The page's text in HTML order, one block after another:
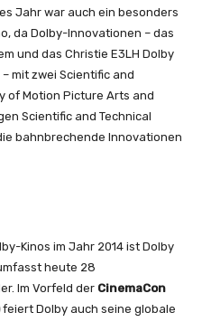
Jahr war auch ein besonders
da Dolby-Innovationen – das
und das Christie E3LH Dolby
mit zwei Scientific and
of Motion Picture Arts and
Scientific and Technical
bahnbrechende Innovationen
Kinos im Jahr 2014 ist Dolby
heute 28
Im Vorfeld der CinemaCon
feiert Dolby auch seine globale